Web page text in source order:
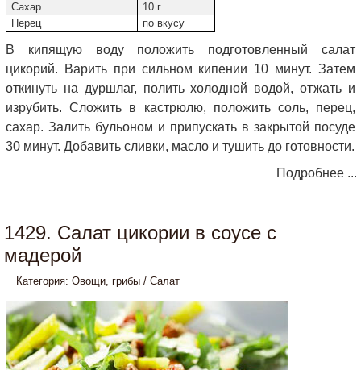
Сахар
10 г
Перец
по вкусу
В кипящую воду положить подготовленный салат
цикорий. Варить при сильном кипении 10 минут. Затем
откинуть на дуршлаг, полить холодной водой, отжать и
изрубить. Сложить в кастрюлю, положить соль, перец,
сахар. Залить бульоном и припускать в закрытой посуде
30 минут. Добавить сливки, масло и тушить до готовности.
Подробнее ...
1429. Салат цикории в соусе с
мадерой
Категория: Овощи, грибы / Салат